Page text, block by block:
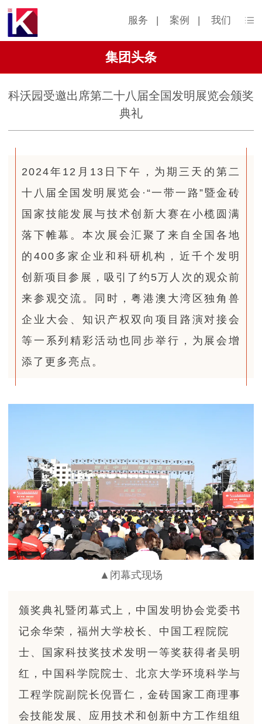
服务 | 案例 | 我们
集团头条
科沃园受邀出席第二十八届全国发明展览会颁奖
典礼
2024年12月13日下午，为期三天的第二
十八届全国发明展览会·“一带一路”暨金砖
国家技能发展与技术创新大赛在小榄圆满
落下帷幕。本次展会汇聚了来自全国各地
的400多家企业和科研机构，近千个发明
创新项目参展，吸引了约5万人次的观众前
来参观交流。同时，粤港澳大湾区独角兽
企业大会、知识产权双向项目路演对接会
等一系列精彩活动也同步举行，为展会增
添了更多亮点。
▲闭幕式现场
颁奖典礼暨闭幕式上，中国发明协会党委书
记余华荣，福州大学校长、中国工程院院
士、国家科技奖技术发明一等奖获得者吴明
红，中国科学院院士、北京大学环境科学与
工程学院副院长倪晋仁，金砖国家工商理事
会技能发展、应用技术和创新中方工作组组